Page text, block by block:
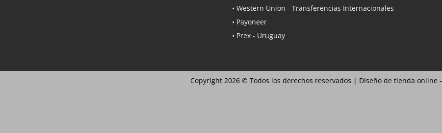
• Western Union - Transferencias Internacionales
• Payoneer
• Prex - Uruguay
Copyright 2026 © Todos los derechos reservados | Diseño de tienda online -